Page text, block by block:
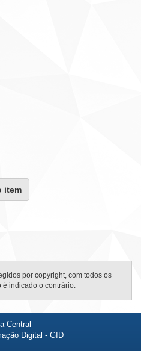
item
por copyright, com todos os
é indicado o contrário.
Central
Digital - GID